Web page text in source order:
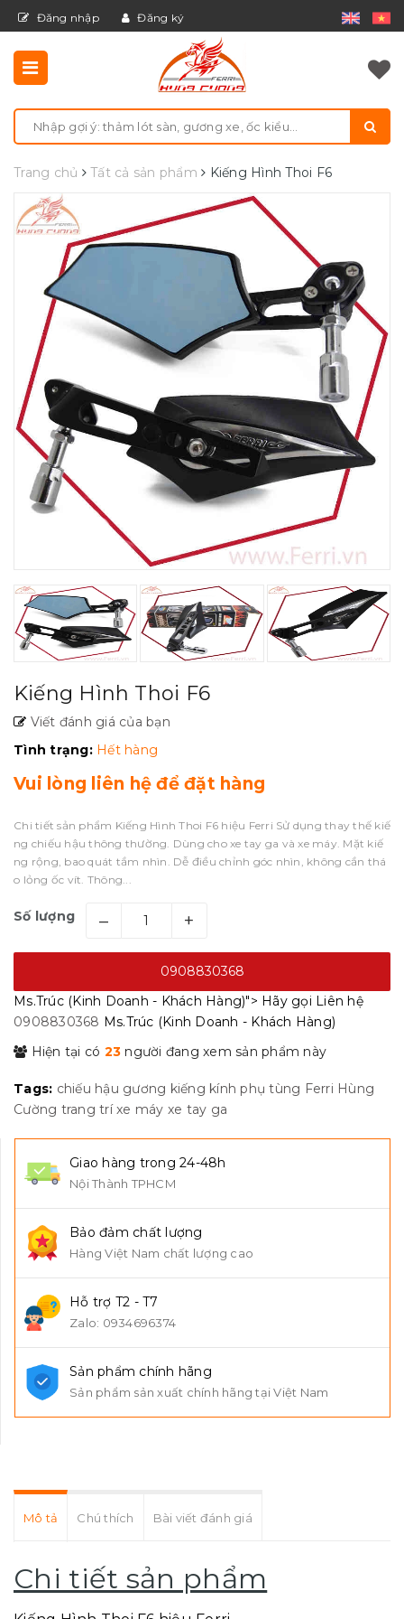
Đăng nhập Đăng ký
Trang chủ Tất cả sản phẩm Kiếng Hình Thoi F6
Kiếng Hình Thoi F6
Viết đánh giá của bạn
Tình trạng: Hết hàng
Vui lòng liên hệ để đặt hàng
Chi tiết sản phẩm Kiếng Hình Thoi F6 hiệu Ferri Sử dụng thay thế kiế
ng chiếu hậu thông thường. Dùng cho xe tay ga và xe máy. Mặt kiế
ng rộng, bao quát tầm nhìn. Dễ điều chỉnh góc nhìn, không cần thá
o lỏng ốc vít. Thông...
Số lượng – +
0908830368
Ms.Trúc (Kinh Doanh - Khách Hàng)"> Hãy gọi Liên hệ
0908830368 Ms.Trúc (Kinh Doanh - Khách Hàng)
Hiện tại có 23 người đang xem sản phẩm này
Tags: chiếu hậu gương kiếng kính phụ tùng Ferri Hùng
Cường trang trí xe máy xe tay ga
Giao hàng trong 24-48h
Nội Thành TPHCM
Bảo đảm chất lượng
Hàng Việt Nam chất lượng cao
Hỗ trợ T2 - T7
Zalo: 0934696374
Sản phẩm chính hãng
Sản phẩm sản xuất chính hãng tại Việt Nam
Mô tả Chú thích Bài viết đánh giá
Chi tiết sản phẩm